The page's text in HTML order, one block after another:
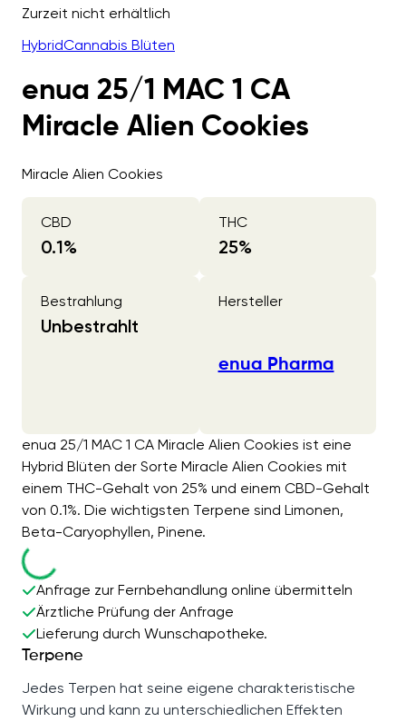
Zurzeit nicht erhältlich
HybridCannabis Blüten
enua 25/1 MAC 1 CA
Miracle Alien Cookies
Miracle Alien Cookies
CBD
0.1%
THC
25%
Bestrahlung
Unbestrahlt
Hersteller
enua Pharma
enua 25/1 MAC 1 CA Miracle Alien Cookies ist eine
Hybrid Blüten der Sorte Miracle Alien Cookies mit
einem THC-Gehalt von 25% und einem CBD-Gehalt
von 0.1%. Die wichtigsten Terpene sind Limonen,
Beta-Caryophyllen, Pinene.
Anfrage zur Fernbehandlung online übermitteln
Ärztliche Prüfung der Anfrage
Lieferung durch Wunschapotheke.
Terpene
Jedes Terpen hat seine eigene charakteristische
Wirkung und kann zu unterschiedlichen Effekten